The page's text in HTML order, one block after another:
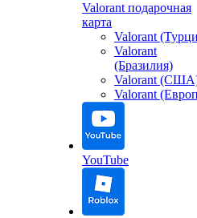
Valorant подарочная
карта
Valorant
Valorant
(Бразилия)
Valorant
Valorant
YouTube